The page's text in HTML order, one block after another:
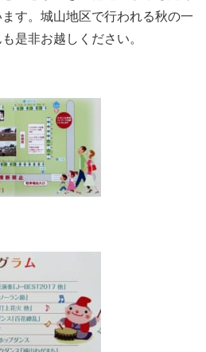
す。 城山地区で行われる秋の一
是非お越しください。